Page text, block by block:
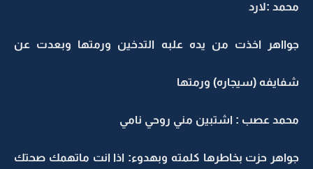
محمد :لارد
جوااهر اخذت من يده علبه التدخين ورمتها وبعدت عن
شفايفه (سيجاره) ورمتها
محمد عصب : اشتبين مني روحي نامي
جواهر حزت بخاطرها كلمته وبهدوء: اذا انت ماتهمك صحتك